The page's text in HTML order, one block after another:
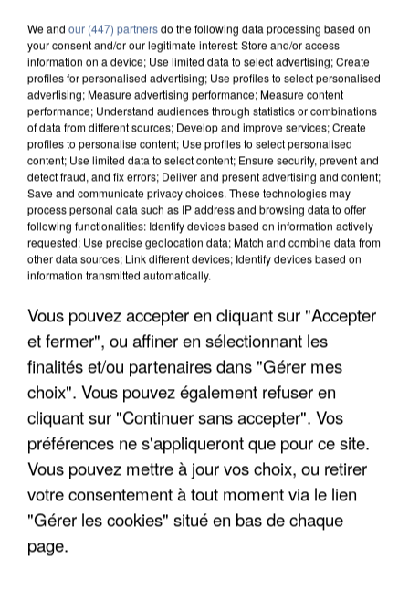
UN SECOND CADRE DE LA DZ MAFIA
INTERPELLÉ EN ALGÉRIE
We and our (447) partnersdo the following data processing based on
your consent and/or our legitimate interest: Store and/or access
information on a device; Use limited data to select advertising; Create
profiles for personalised advertising; Use profiles to select personalised
advertising; Measure advertising performance; Measure content
performance; Understand audiences through statistics or combinations
of data from different sources; Develop and improve services; Create
profiles to personalise content; Use profiles to select personalised
content; Use limited data to select content; Ensure security, prevent and
detect fraud, and fix errors; Deliver and present advertising and content;
Save and communicate privacy choices. These technologies may
process personal data such as IP address and browsing data to offer
following functionalities: Identify devices based on information actively
requested; Use precise geolocation data; Match and combine data from
other data sources; Link different devices; Identify devices based on
information transmitted automatically.
Vous pouvez accepter en cliquant sur "Accepter
et fermer", ou affiner en sélectionnant les
finalités et/ou partenaires dans "Gérer mes
choix". Vous pouvez également refuser en
cliquant sur "Continuer sans accepter". Vos
préférences ne s'appliqueront que pour ce site.
Vous pouvez mettre à jour vos choix, ou retirer
votre consentement à tout moment via le lien
"Gérer les cookies" situé en bas de chaque
page.